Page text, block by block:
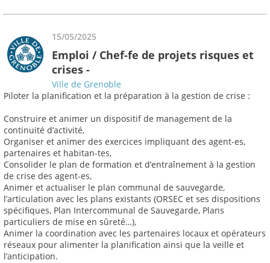
15/05/2025
Emploi / Chef-fe de projets risques et
crises -
Ville de Grenoble
Piloter la planification et la préparation à la gestion de crise :
Construire et animer un dispositif de management de la
continuité d’activité,
Organiser et animer des exercices impliquant des agent-es,
partenaires et habitan-tes,
Consolider le plan de formation et d’entraînement à la gestion
de crise des agent-es,
Animer et actualiser le plan communal de sauvegarde,
l’articulation avec les plans existants (ORSEC et ses dispositions
spécifiques, Plan Intercommunal de Sauvegarde, Plans
particuliers de mise en sûreté…),
Animer la coordination avec les partenaires locaux et opérateurs
réseaux pour alimenter la planification ainsi que la veille et
l’anticipation.